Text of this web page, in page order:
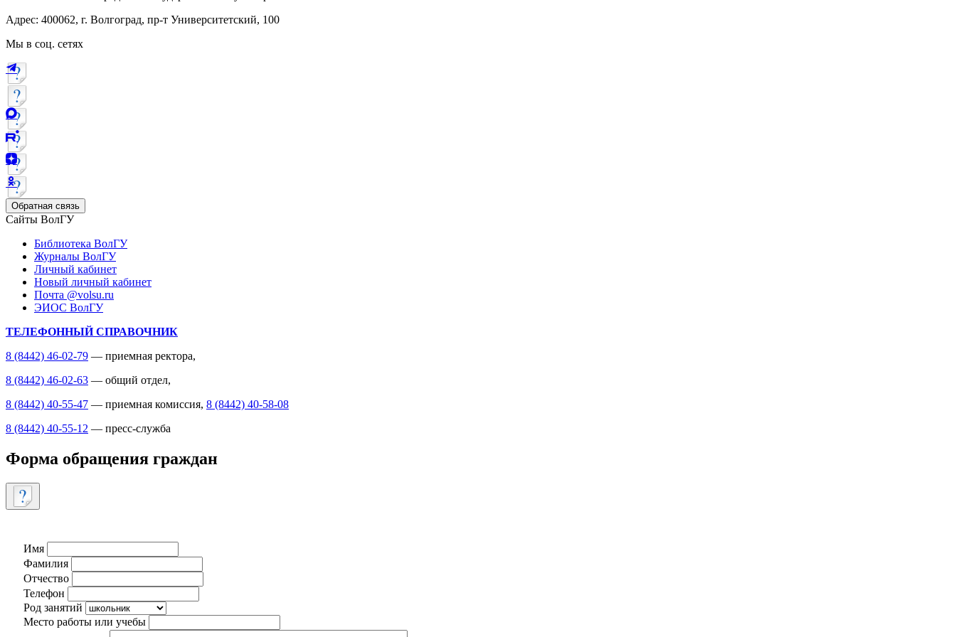
Адрес: 400062, г. Волгоград, пр-т Университетский, 100
Мы в соц. сетях
Обратная связь
Сайты ВолГУ
Библиотека ВолГУ
Журналы ВолГУ
Личный кабинет
Новый личный кабинет
Почта @volsu.ru
ЭИОС ВолГУ
ТЕЛЕФОННЫЙ СПРАВОЧНИК
8 (8442) 46-02-79 — приемная ректора,
8 (8442) 46-02-63 — общий отдел,
8 (8442) 40-55-47 — приемная комиссия, 8 (8442) 40-58-08
8 (8442) 40-55-12 — пресс-служба
Форма обращения граждан
Имя
Фамилия
Отчество
Телефон
Род занятий
Место работы или учебы